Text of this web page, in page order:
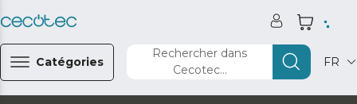
Catégories
Rechercher dans
Cecotec...
FR